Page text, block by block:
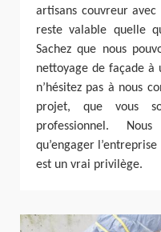
artisans couvreur
reste valable quelle
Sachez que nous
nettoyage de façade à
n’hésitez pas à nous
projet, que vous
professionnel.
qu’engager
est un vrai privilège.